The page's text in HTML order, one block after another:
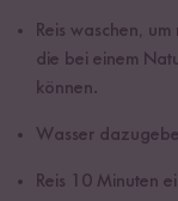
Reis waschen,
die bei einem
können.
Wasser
Reis 10 Minuten